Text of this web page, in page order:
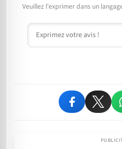
Veuillez l'exprimer dans un
Commentaire